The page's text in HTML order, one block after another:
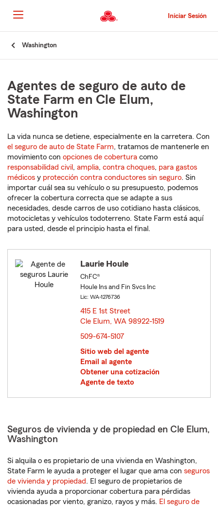
al
contenido
principal
Iniciar Sesión
Washington
Agentes de seguro de auto de
State Farm en Cle Elum,
Washington
La vida nunca se detiene, especialmente en la carretera. Con
el seguro de auto de State Farm, tratamos de mantenerle en
movimiento con opciones de cobertura como
responsabilidad civil , amplia, contra choques, para gastos
médicos y protección contra conductores sin seguro. Sin
importar cuál sea su vehículo o su presupuesto, podemos
ofrecer la cobertura correcta que se adapte a sus
necesidades, desde carros de uso cotidiano hasta clásicos,
motocicletas y vehículos todoterreno. State Farm está aquí
para usted, desde el principio hasta el final.
Laurie Houle
ChFC®
Houle Ins and Fin Svcs Inc
Lic: WA-1276736
415 E 1st Street
Cle Elum, WA 98922-1519
509-674-5107
Sitio web del agente
Email al agente
Obtener una cotización
Agente de texto
Seguros de vivienda y de propiedad en Cle Elum,
Washington
Si alquila o es propietario de una vivienda en Washington,
State Farm le ayuda a proteger el lugar que ama con seguros
de vivienda y propiedad. El seguro de propietarios de
vivienda ayuda a proporcionar cobertura para pérdidas
ocasionadas por viento, granizo, rayos y más. El seguro de